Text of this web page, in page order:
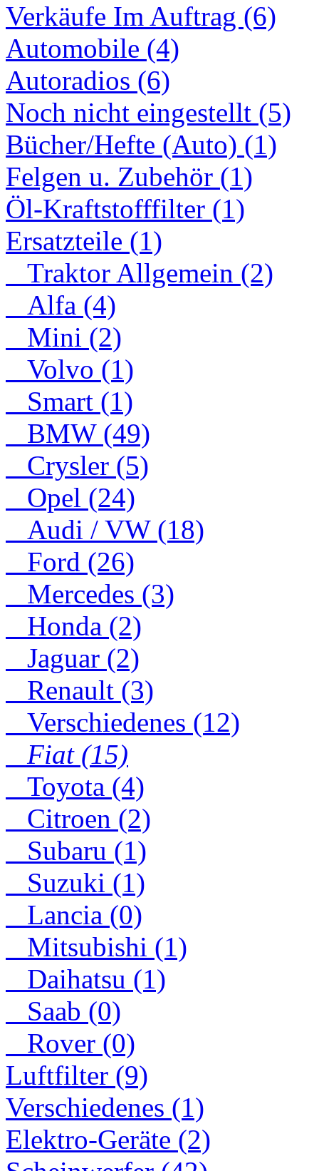
Verkäufe Im Auftrag (6)
Automobile (4)
Autoradios (6)
Noch nicht eingestellt (5)
Bücher/Hefte (Auto) (1)
Felgen u. Zubehör (1)
Öl-Kraftstofffilter (1)
Ersatzteile (1)
Traktor Allgemein (2)
Alfa (4)
Mini (2)
Volvo (1)
Smart (1)
BMW (49)
Crysler (5)
Opel (24)
Audi / VW (18)
Ford (26)
Mercedes (3)
Honda (2)
Jaguar (2)
Renault (3)
Verschiedenes (12)
Fiat (15)
Toyota (4)
Citroen (2)
Subaru (1)
Suzuki (1)
Lancia (0)
Mitsubishi (1)
Daihatsu (1)
Saab (0)
Rover (0)
Luftfilter (9)
Verschiedenes (1)
Elektro-Geräte (2)